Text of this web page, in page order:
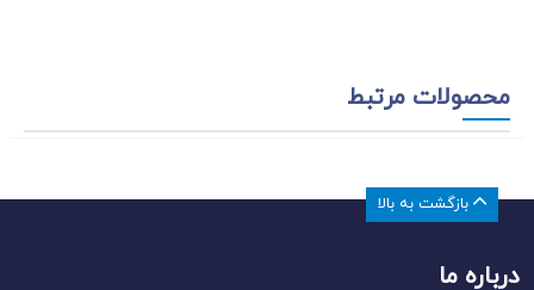
محصولات مرتبط
درباره ما
بازگشت به بالا